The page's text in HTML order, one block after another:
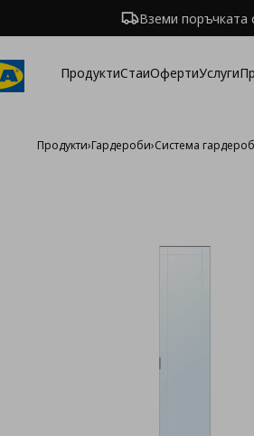
Вземи поръчката
ПродуктиСтаиОфертиУслуги
Продукти›Гардероби›Система